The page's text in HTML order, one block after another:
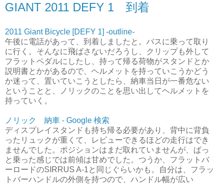
GIANT 2011 DEFY 1 到着
2011 Giant Bicycle [DEFY 1] -outline-
午後に電話があって、到着しましたと。バスに乗って取り
に行く。そんなに飛ばさないだろうし、クリップも外して
フラットペダルにしたし、持って帰る荷物がスタンドとか
説明書とかがあるので、ヘルメットを持っていこうかどう
か迷って、置いていこうとしたら、納車当日が一番危ない
ということと、ノリックのことを思い出してヘルメットを
持っていく。
ノリック 納車 - Google 検索
ディスプレイスタンドも持ち帰る必要があり、背中に背負
ったリュックが重くて、レビューできるほどの走行はでき
ませんでした。ポジションはまだ取れていませんが、ぱっ
と乗った感じでは前傾は甘めでした。つうか、フラットバ
ーロードのSIRRUS A-1と同じぐらいかも。自分は、フラッ
トバーハンドルの外側を持つので、ハンドル幅が広い